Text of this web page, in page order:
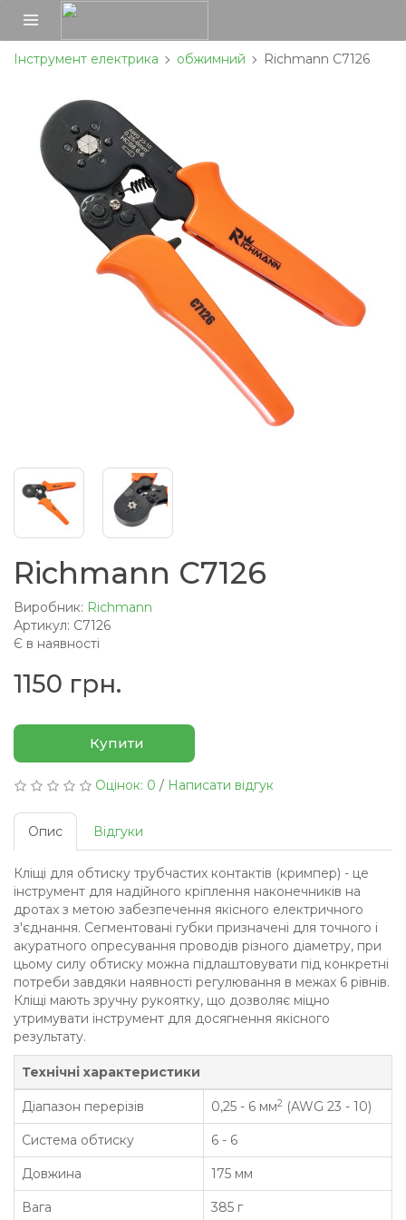
Інструмент електрика обжимний Richmann C7126
Richmann C7126
Виробник: Richmann
Артикул: C7126
Є в наявності
1150 грн.
Купити
Оцінок: 0 / Написати відгук
Опис Відгуки
Кліщі для обтиску трубчастих контактів (кримпер) - це
інструмент для надійного кріплення наконечників на
дротах з метою забезпечення якісного електричного
з'єднання. Сегментовані губки призначені для точного і
акуратного опресування проводів різного діаметру, при
цьому силу обтиску можна підлаштовувати під конкретні
потреби завдяки наявності регулювання в межах 6 рівнів.
Кліщі мають зручну рукоятку, що дозволяє міцно
утримувати інструмент для досягнення якісного
результату.
Технічні характеристики
Діапазон перерізів 0,25 - 6 мм2 (AWG 23 - 10)
Система обтиску 6 - 6
Довжина 175 мм
Вага 385 г